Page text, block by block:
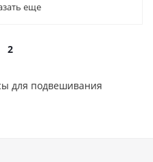
еще
2
для подвешивания